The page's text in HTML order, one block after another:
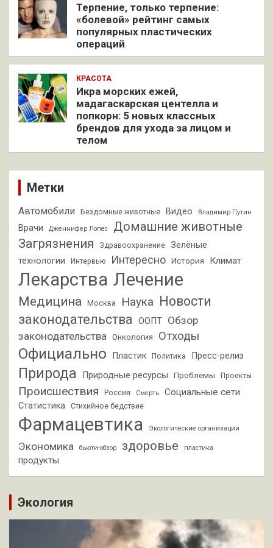
Терпение, только терпение:
«болевой» рейтинг самых
популярных пластических
операций
КРАСОТА
Икра морских ежей,
мадагаскарская центелла и
попкорн: 5 новых классных
брендов для ухода за лицом и
телом
Метки
Автомобили Бездомные животные Видео Владимир Путин
Врачи Дженнифер Лопес
Домашние животные
Загрязнения
Здравоохранение
Зелёные
технологии
Интервью Интересно История Климат
Лекарства Лечение
Медицина Москва Наука Новости
законодательства
ООПТ Обзор
законодательства
Онкология Отходы
Официально Пластик Политика Пресс-релиз
Природа Природные ресурсы Проблемы Проекты
Происшествия Россия Смерть Социальные сети
Статистика Стихийное бедствие
Фармацевтика Экологические организации
Экономика бьюти-обзор здоровье пластика
продукты
Экология